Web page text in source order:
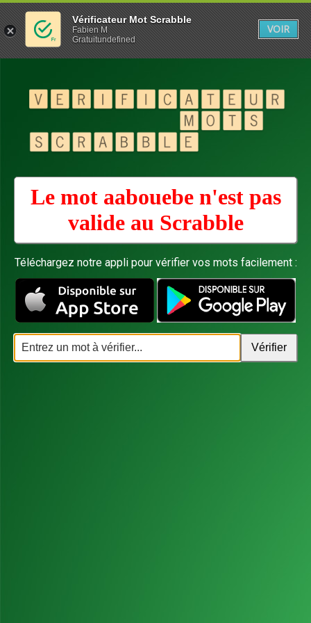
Le mot aabouebe n'est pas
valide au Scrabble
Téléchargez notre appli pour vérifier vos mots facilement :
Vérificateur Mot Scrabble
Fabien M
Gratuitundefined
VOIR